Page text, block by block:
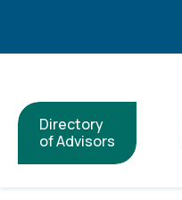
Directory
of Advisors